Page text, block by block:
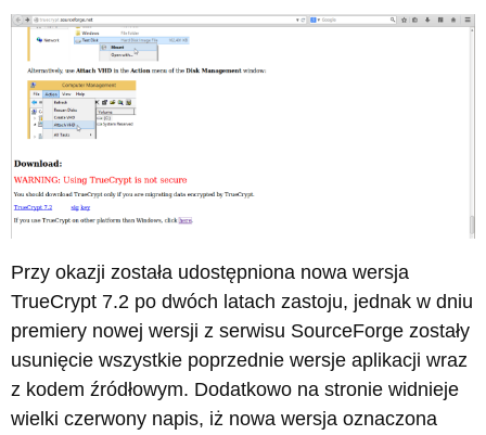
Przy okazji została udostępniona nowa wersja
TrueCrypt 7.2 po dwóch latach zastoju, jednak w dniu
premiery nowej wersji z serwisu SourceForge zostały
usunięcie wszystkie poprzednie wersje aplikacji wraz
z kodem źródłowym. Dodatkowo na stronie widnieje
wielki czerwony napis, iż nowa wersja oznaczona